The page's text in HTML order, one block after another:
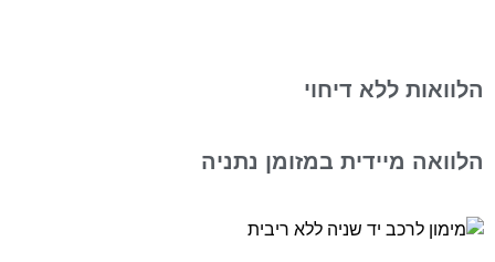
הלוואות ללא דיחוי
הלוואה מיידית במזומן נתניה